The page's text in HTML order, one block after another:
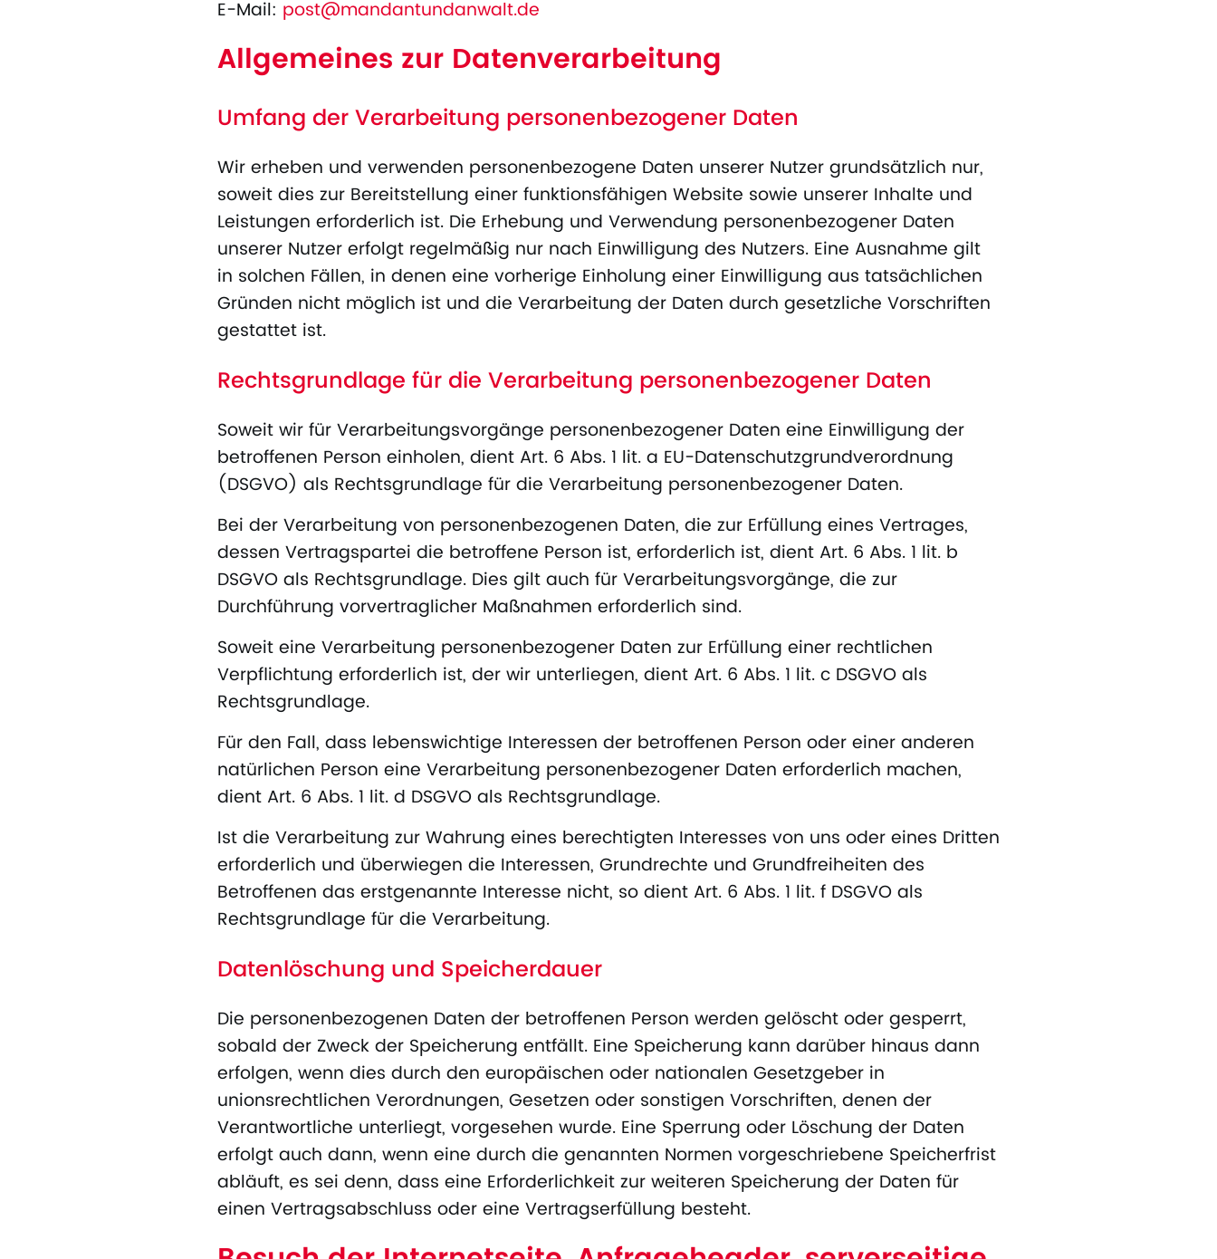
E-Mail: post@mandantundanwalt.de
Allgemeines zur Datenverarbeitung
Umfang der Verarbeitung personenbezogener Daten
Wir erheben und verwenden personenbezogene Daten unserer Nutzer grundsätzlich nur,
soweit dies zur Bereitstellung einer funktionsfähigen Website sowie unserer Inhalte und
Leistungen erforderlich ist. Die Erhebung und Verwendung personenbezogener Daten
unserer Nutzer erfolgt regelmäßig nur nach Einwilligung des Nutzers. Eine Ausnahme gilt
in solchen Fällen, in denen eine vorherige Einholung einer Einwilligung aus tatsächlichen
Gründen nicht möglich ist und die Verarbeitung der Daten durch gesetzliche Vorschriften
gestattet ist.
Rechtsgrundlage für die Verarbeitung personenbezogener Daten
Soweit wir für Verarbeitungsvorgänge personenbezogener Daten eine Einwilligung der
betroffenen Person einholen, dient Art. 6 Abs. 1 lit. a EU-Datenschutzgrundverordnung
(DSGVO) als Rechtsgrundlage für die Verarbeitung personenbezogener Daten.
Bei der Verarbeitung von personenbezogenen Daten, die zur Erfüllung eines Vertrages,
dessen Vertragspartei die betroffene Person ist, erforderlich ist, dient Art. 6 Abs. 1 lit. b
DSGVO als Rechtsgrundlage. Dies gilt auch für Verarbeitungsvorgänge, die zur
Durchführung vorvertraglicher Maßnahmen erforderlich sind.
Soweit eine Verarbeitung personenbezogener Daten zur Erfüllung einer rechtlichen
Verpflichtung erforderlich ist, der wir unterliegen, dient Art. 6 Abs. 1 lit. c DSGVO als
Rechtsgrundlage.
Für den Fall, dass lebenswichtige Interessen der betroffenen Person oder einer anderen
natürlichen Person eine Verarbeitung personenbezogener Daten erforderlich machen,
dient Art. 6 Abs. 1 lit. d DSGVO als Rechtsgrundlage.
Ist die Verarbeitung zur Wahrung eines berechtigten Interesses von uns oder eines Dritten
erforderlich und überwiegen die Interessen, Grundrechte und Grundfreiheiten des
Betroffenen das erstgenannte Interesse nicht, so dient Art. 6 Abs. 1 lit. f DSGVO als
Rechtsgrundlage für die Verarbeitung.
Datenlöschung und Speicherdauer
Die personenbezogenen Daten der betroffenen Person werden gelöscht oder gesperrt,
sobald der Zweck der Speicherung entfällt. Eine Speicherung kann darüber hinaus dann
erfolgen, wenn dies durch den europäischen oder nationalen Gesetzgeber in
unionsrechtlichen Verordnungen, Gesetzen oder sonstigen Vorschriften, denen der
Verantwortliche unterliegt, vorgesehen wurde. Eine Sperrung oder Löschung der Daten
erfolgt auch dann, wenn eine durch die genannten Normen vorgeschriebene Speicherfrist
abläuft, es sei denn, dass eine Erforderlichkeit zur weiteren Speicherung der Daten für
einen Vertragsabschluss oder eine Vertragserfüllung besteht.